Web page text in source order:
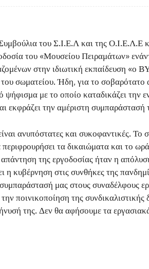
του Σ.Ι.Ε.Λ και της Ο.Ι.Ε.Λ.Ε
του «Μουσείου Πειραμάτων»
στην ιδιωτική εκπαίδευση
του σωματείου. Ήδη, για το
ψήφισμα με το οποίο καταδικάζει την
εκφράζει την αμέριστη συμπαράστασή
ανυπόστατες και συκοφαντικές.
τα δικαιώματα και το
της εργοδοσίας ήταν η
η κυβέρνηση στις συνθήκες της
μας στους συναδέλφους
ποινικοποίηση της
της. Δεν θα αφήσουμε τα